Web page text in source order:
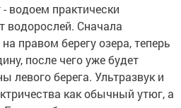
водоем практически
водорослей. Сначала
правом берегу озера, теперь
после чего уже будет
левого берега. Ультразвук и
как обычный утюг, а